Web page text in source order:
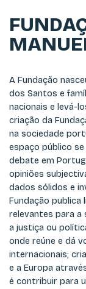
A Fundação
dos Santos e
nacionais e levá-
criação da
na sociedade
espaço público
debate em
opiniões
dados sólidos e
Fundação
relevantes para a
a justiça ou
onde reúne e dá
internacionais;
e a Europa
é contribuir para